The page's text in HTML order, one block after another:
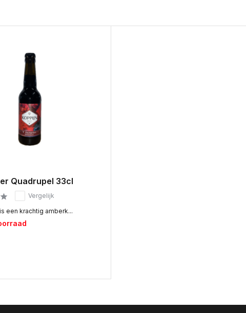
Quadrupel 33cl
Vergelijk
een krachtig amberk...